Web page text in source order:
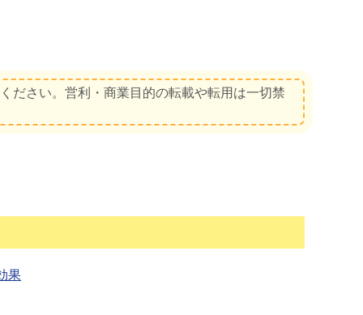
ださい。営利・商業目的の転載や転用は一切禁
果